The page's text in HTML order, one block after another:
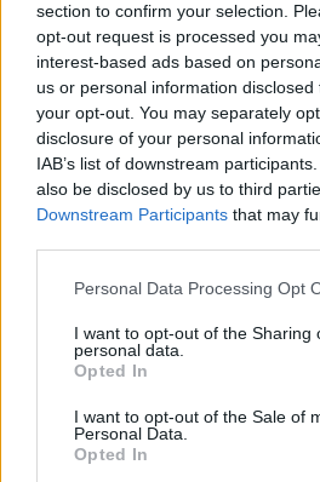
section to confirm your selection.
opt-out request is processed you
interest-based ads based on
us or personal information
your opt-out. You may separately
disclosure of your personal
IAB’s list of downstream
also be disclosed by us to third
Downstream Participants that may
Please note that this website/app
not limited to your visit or usage
grant or deny consent to Google
use your data for below specified
consent section.
Personal Data Processing Opt
I want to opt-out of the Sharing
personal data.
Opted In
I want to opt-out of the Sale of
Personal Data.
Opted In
és mégis: arról a képességről,
megértheti létének törvényeit,
Katalin megfesti képeit,
tárgyait, a stílusokban bőséges
formaélményét megidézi a
szürrealizmustól át a geometrikus
Mégsem eklekticizmus, mégis
és valószínű ez a jelen
lehetséges művészi magatartása. -
kiállítás kísérőrendezvényeként
beszélgetést szerveznek Mózes
órakor S. Nagy Katalin
kiállítás helyszíne: Budapest Galéria